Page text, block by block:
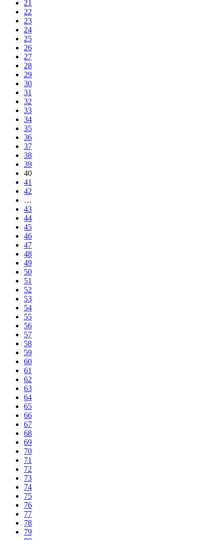
21
22
23
24
25
26
27
28
29
30
31
32
33
34
35
36
37
38
39
40
41
42
…
43
44
45
46
47
48
49
50
51
52
53
54
55
56
57
58
59
60
61
62
63
64
65
66
67
68
69
70
71
72
73
74
75
76
77
78
79